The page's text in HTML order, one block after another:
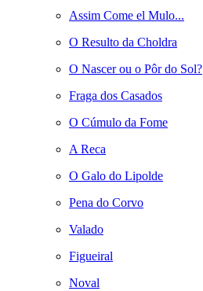
Assim Come el Mulo...
O Resulto da Choldra
O Nascer ou o Pôr do Sol?
Fraga dos Casados
O Cúmulo da Fome
A Reca
O Galo do Lipolde
Pena do Corvo
Valado
Figueiral
Noval